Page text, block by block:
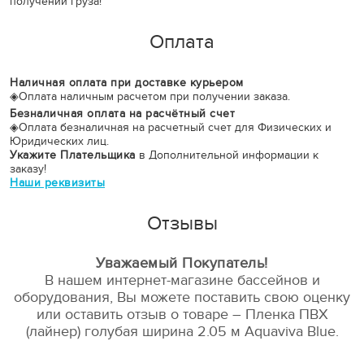
Оплата
Наличная оплата при доставке курьером
◈Оплата наличным расчетом при получении заказа.
Безналичная оплата на расчётный счет
◈Оплата безналичная на расчетный счет для Физических и
Юридических лиц.
Укажите Плательщика в Дополнительной информации к
заказу!
Наши реквизиты
Отзывы
Уважаемый Покупатель!
В нашем интернет-магазине бассейнов и
оборудования, Вы можете поставить свою оценку
или оставить отзыв о товаре – Пленка ПВХ
(лайнер) голубая ширина 2.05 м Aquaviva Blue.